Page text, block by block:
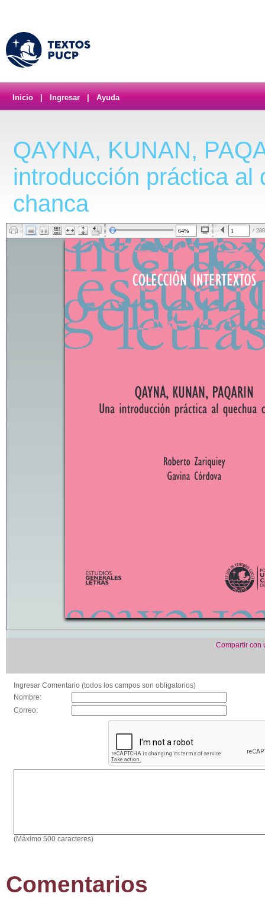
Inicio Ingresar Ayuda
QAYNA, KUNAN,
introducción práctica al
chanca
/ 288
Compartir con
Ingresar Comentario (todos los campos son obligatorios)
Nombre:
Correo:
(Máximo 500 caracteres)
Comentarios